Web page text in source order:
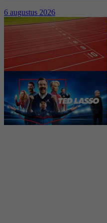
6 augustus 2026